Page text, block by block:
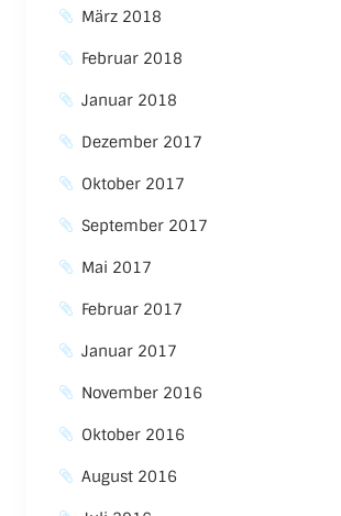
März 2018
Februar 2018
Januar 2018
Dezember 2017
Oktober 2017
September 2017
Mai 2017
Februar 2017
Januar 2017
November 2016
Oktober 2016
August 2016